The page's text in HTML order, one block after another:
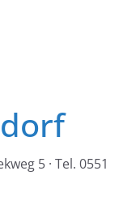
5 · Tel. 0551